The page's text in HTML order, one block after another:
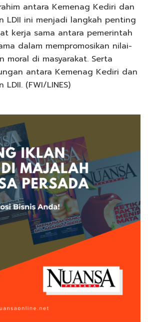
antara Kemenag Kediri dan
LDII ini menjadi langkah penting
kerja sama antara pemerintah
dalam mempromosikan nilai-
moral di masyarakat. Serta
antara Kemenag Kediri dan
(FWI/LINES)